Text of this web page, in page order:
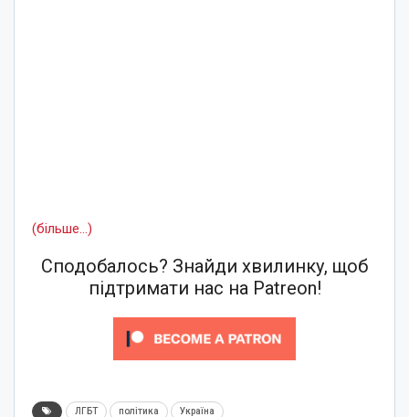
(більше…)
Сподобалось? Знайди хвилинку, щоб
підтримати нас на Patreon!
ЛГБТ політика Україна